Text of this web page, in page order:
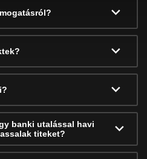
banki utalással havi
titeket?